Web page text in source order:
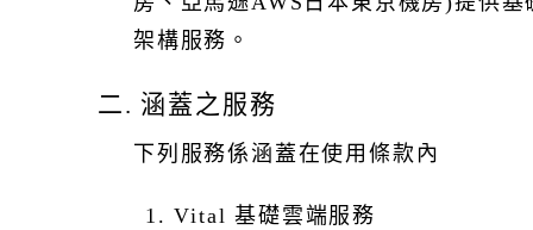
護您的個人資料，我們採取的措施如下
統的管理者帳號、或自行新增之帳號，請您自行管理及變
保護您的帳戶安全，我們亦提供多因子身分驗證（MFA）
架構服務。
二. 涵蓋之服務
下列服務係涵蓋在使用條款內
1. Vital 基礎雲端服務